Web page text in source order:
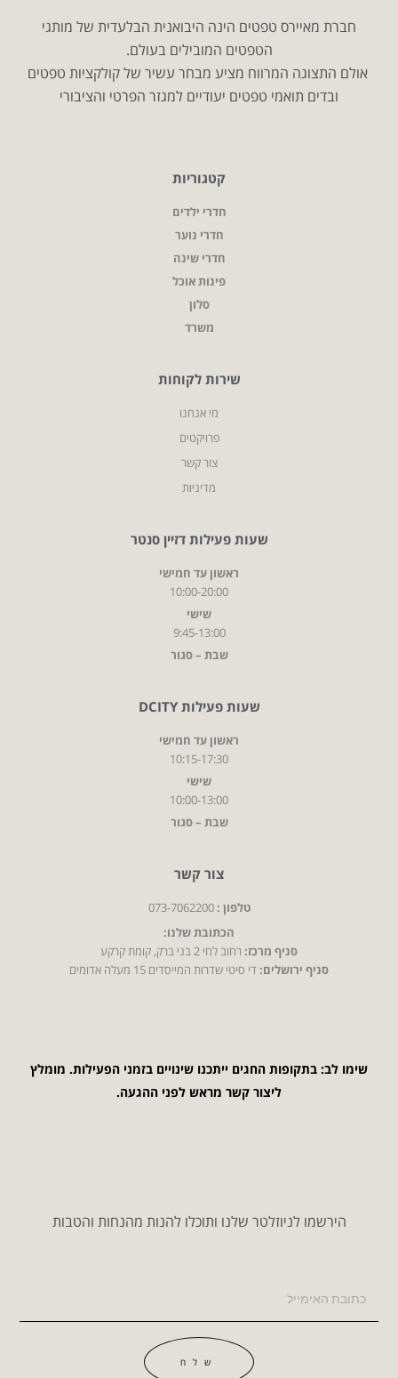
חברת מאיירס טפטים הינה היבואנית הבלעדית של מותגי
הטפטים המובילים בעולם.
אולם התצוגה המרווח מציע מבחר עשיר של קולקציות טפטים
ובדים תואמי טפטים יעודיים למגזר הפרטי והציבורי
קטגוריות
חדרי ילדים
חדרי נוער
חדרי שינה
פינות אוכל
סלון
משרד
שירות לקוחות
מי אנחנו
פרויקטים
צור קשר
מדיניות
שעות פעילות דזיין סנטר
ראשון עד חמישי
10:00-20:00
שישי
9:45-13:00
שבת – סגור
שעות פעילות DCITY
ראשון עד חמישי
10:15-17:30
שישי
10:00-13:00
שבת – סגור
צור קשר
טלפון : 073-7062200
הכתובת שלנו:
סניף מרכז:רחוב לחי 2 בני ברק, קומת קרקע
סניף ירושלים:די סיטי שדרות המייסדים 15 מעלה אדומים
שימו לב: בתקופות החגים ייתכנו שינויים בזמני הפעילות. מומלץ
ליצור קשר מראש לפני ההגעה.
הירשמו לניוזלטר שלנו ותוכלו להנות מהנחות והטבות
שלח